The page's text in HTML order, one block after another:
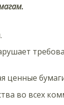
ценные
во всех